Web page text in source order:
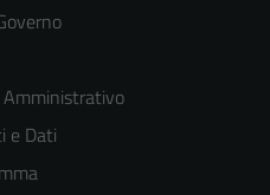
Amministrativo
e Dati